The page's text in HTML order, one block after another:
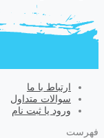
ارتباط با ما
سوالات متداول
ورود یا ثبت نام
فهرست